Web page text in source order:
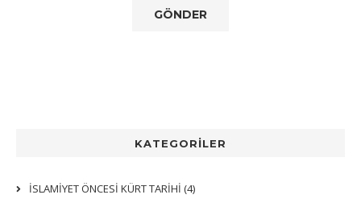
KATEGORİLER
İSLAMİYET ÖNCESİ KÜRT TARİHİ (4)